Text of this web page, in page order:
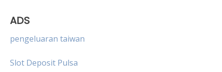
ADS
pengeluaran taiwan
Slot Deposit Pulsa